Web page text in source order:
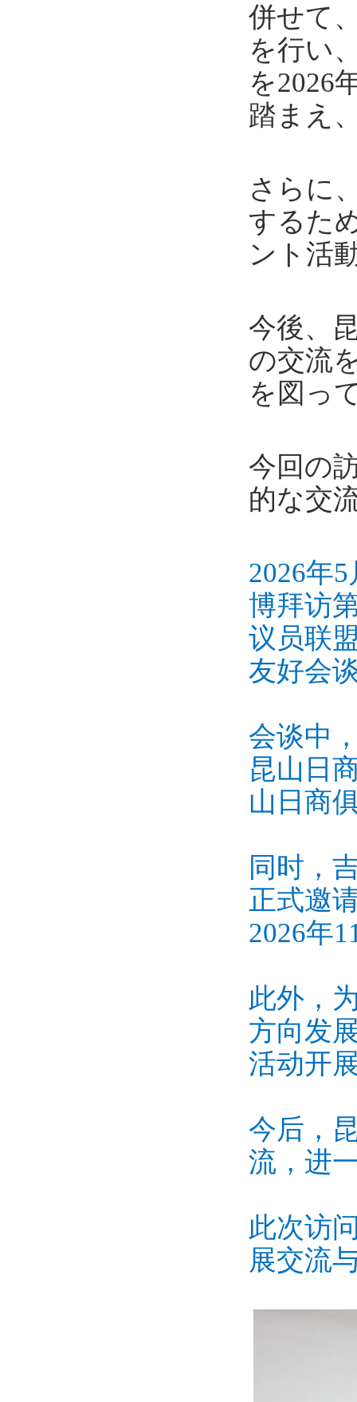
併せて
を行い
を2026
踏まえ
さらに
するた
ント活
今後、
の交流
を図っ
今回の
的な交
2026年
博拜访
议员联
友好会
会谈中
昆山日
山日商
同时，
正式邀
2026年
此外，
方向发
活动开
今后，
流，进
此次访
展交流